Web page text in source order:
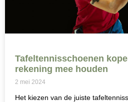
Tafeltennisschoenen
rekening mee houden
2 mei 2024
Het kiezen van de juiste